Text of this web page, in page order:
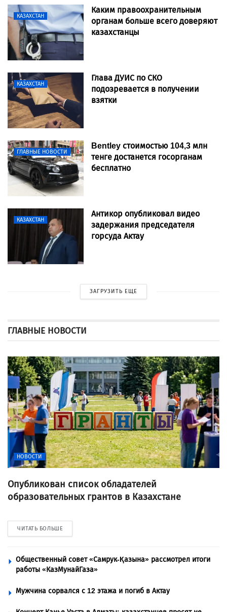
КАЗАХСТАН
Каким правоохранительным
органам больше всего доверяют
казахстанцы
КАЗАХСТАН
Глава ДУИС по СКО
подозревается в получении
взятки
ГЛАВНЫЕ НОВОСТИ
Bentley стоимостью 104,3 млн
тенге достанется госорганам
бесплатно
КАЗАХСТАН
Антикор опубликовал видео
задержания председателя
горсуда Актау
ЗАГРУЗИТЬ ЕЩЕ
ГЛАВНЫЕ НОВОСТИ
НОВОСТИ
Опубликован список обладателей
образовательных грантов в Казахстане
ЧИТАТЬ БОЛЬШЕ
Общественный совет «Самрук-Қазына» рассмотрел итоги
работы «КазМунайГаза»
Мужчина сорвался с 12 этажа и погиб в Актау